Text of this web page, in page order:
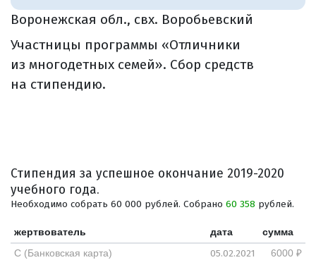
Воронежская обл., свх. Воробьевский
Участницы программы «Отличники
из многодетных семей». Сбор средств
на стипендию.
Стипендия за успешное окончание 2019-2020
учебного года.
Необходимо собрать 60 000 рублей. Собрано 60 358 рублей.
жертвователь дата
сумма
С (Банковская карта)
05.02.2021
6000 ₽